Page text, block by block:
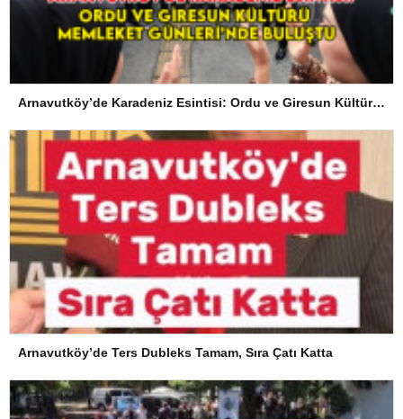
Arnavutköy’de Karadeniz Esintisi: Ordu ve Giresun Kültürü Memleket Günleri’nde Buluştu
Arnavutköy’de Ters Dubleks Tamam, Sıra Çatı Katta